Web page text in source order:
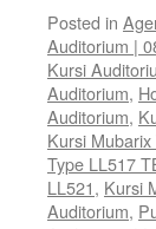
Posted in
Auditorium |
Kursi
Auditorium,
Auditorium,
Kursi
Type LL517
LL521, Kursi
Auditorium,